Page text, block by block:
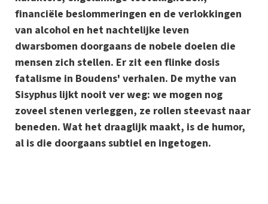
financiële beslommeringen en de verlokkingen
van alcohol en het nachtelijke leven
dwarsbomen doorgaans de nobele doelen die
mensen zich stellen. Er zit een flinke dosis
fatalisme in Boudens' verhalen. De mythe van
Sisyphus lijkt nooit ver weg: we mogen nog
zoveel stenen verleggen, ze rollen steevast naar
beneden. Wat het draaglijk maakt, is de humor,
al is die doorgaans subtiel en ingetogen.